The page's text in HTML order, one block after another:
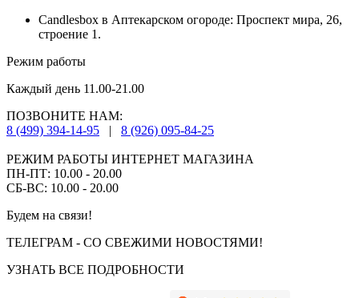
Candlesbox в Аптекарском огороде: Проспект мира, 26,
строение 1.
Режим работы
Каждый день 11.00-21.00
ПОЗВОНИТЕ НАМ:
8 (499) 394-14-95
| 8 (926) 095-84-25
РЕЖИМ РАБОТЫ ИНТЕРНЕТ МАГАЗИНА
ПН-ПТ: 10.00 - 20.00
СБ-ВС: 10.00 - 20.00
Будем на связи!
ТЕЛЕГРАМ - СО СВЕЖИМИ НОВОСТЯМИ!
УЗНАТЬ ВСЕ ПОДРОБНОСТИ